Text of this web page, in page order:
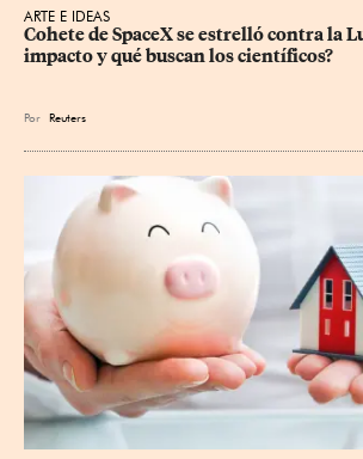
ARTE E IDEAS
Cohete de SpaceX se estrelló contra la
impacto y qué buscan los científicos?
Por Reuters